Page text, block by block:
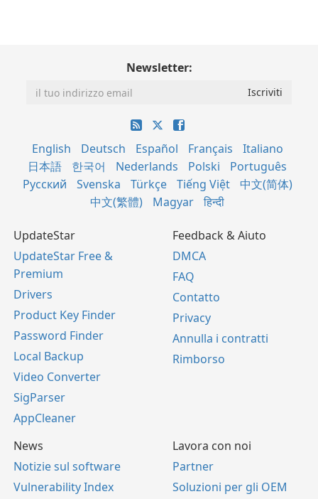
Newsletter:
English Deutsch Español Français
Italiano
日本語
한국어 Nederlands Polski
Português
Русский
Svenska Türkçe Tiếng Việt
中文(简体)
中文(繁體)
Magyar हिन्दी
UpdateStar
UpdateStar Free &
Premium
Drivers
Product Key Finder
Password Finder
Local Backup
Video Converter
SigParser
AppCleaner
Feedback & Aiuto
DMCA
FAQ
Contatto
Privacy
Annulla i contratti
Rimborso
News
Notizie sul software
Vulnerability Index
Lavora con noi
Partner
Soluzioni per gli OEM